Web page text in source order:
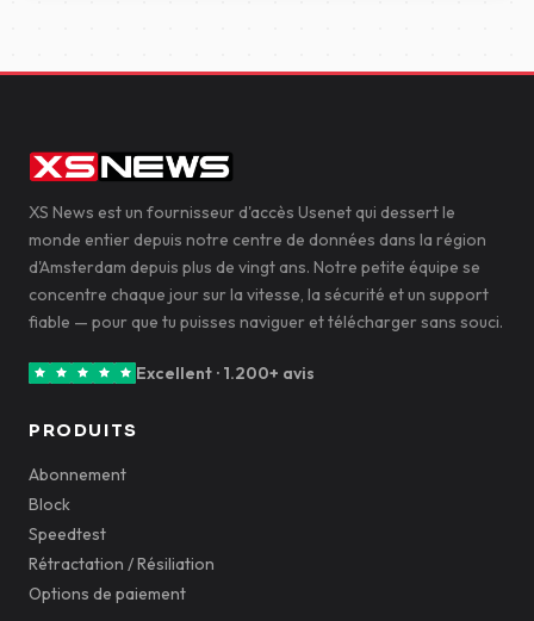
XS News est un fournisseur d'accès Usenet qui dessert le
monde entier depuis notre centre de données dans la région
d'Amsterdam depuis plus de vingt ans. Notre petite équipe se
concentre chaque jour sur la vitesse, la sécurité et un support
fiable — pour que tu puisses naviguer et télécharger sans souci.
Excellent · 1.200+ avis
PRODUITS
Abonnement
Block
Speedtest
Rétractation / Résiliation
Options de paiement